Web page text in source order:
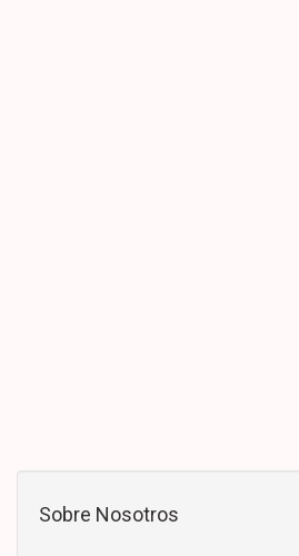
Sobre Nosotros